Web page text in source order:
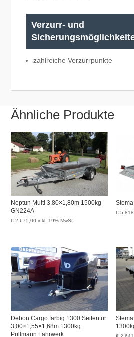
Verzurr- und
zahlreiche Verzurrpunkte
Ähnliche Produkte
Neptun Multi 3,80×1,80m 1500kg
GN224A
€ 2.675,00 inkl. 19% MwSt.
€
Debon Cargo farbig 1300 Seitentür
3,00×1,55×1,68m 1300kg
Pullmann Fahrwerk